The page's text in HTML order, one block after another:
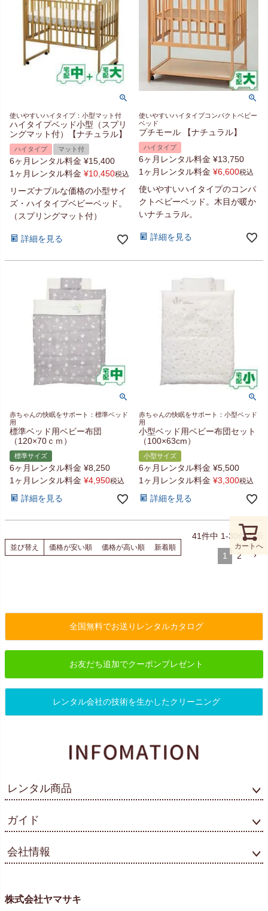
使いやすいハイタイプ：小型マット付
ハイタイプベッド小型（スプリ
ングマット付）【ナチュラル】
ハイタイプ マット付
6ヶ月レンタル料金 ¥15,400
1ヶ月レンタル料金 ¥10,450税込
リーズナブルな価格の小型サイ
ズ・ハイタイプベビーベッド。
（スプリングマット付）
詳細を見る
使いやすいハイタイプコンパクトベビー
ベッド
プチモール 【ナチュラル】
ハイタイプ
6ヶ月レンタル料金 ¥13,750
1ヶ月レンタル料金 ¥6,600税込
使いやすいハイタイプのコンパ
クトベビーベッド。木目が暖か
いナチュラル。
詳細を見る
赤ちゃんの快眠をサポート：標準ベッド
用
標準ベッド用ベビー布団
（120×70ｃｍ）
標準サイズ
6ヶ月レンタル料金 ¥8,250
1ヶ月レンタル料金 ¥4,950税込
詳細を見る
赤ちゃんの快眠をサポート：小型ベッド
用
小型ベッド用ベビー布団セット
（100×63cm）
小型サイズ
6ヶ月レンタル料金 ¥5,500
1ヶ月レンタル料金 ¥3,300税込
詳細を見る
並び替え 価格が安い順 価格が高い順 新着順
41件中 1-30 件表示
1 2
カートへ
全国無料でお送りレンタルカタログ
お友だち追加でクーポンプレゼント
レンタル会社の技術を生かしたクリーニング
レンタル商品
ガイド
会社情報
株式会社ヤマサキ